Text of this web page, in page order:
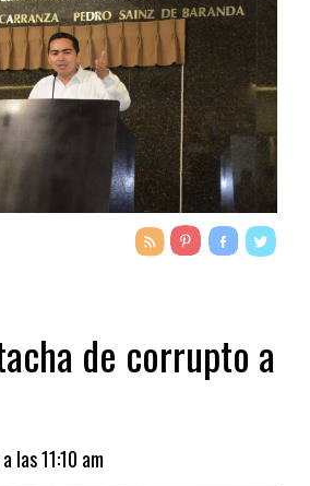
de corrupto a
las 11:10 am